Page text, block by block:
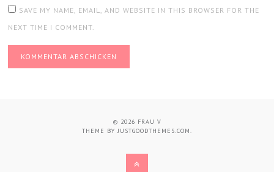
SAVE MY NAME, EMAIL, AND WEBSITE IN THIS BROWSER FOR THE
NEXT TIME I COMMENT.
© 2026 FRAU V
THEME BYJUSTGOODTHEMES.COM.